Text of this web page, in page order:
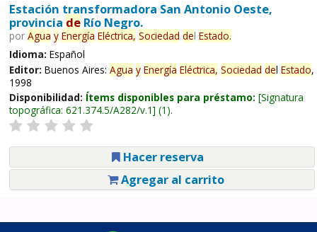
Estación transformadora San Antonio Oeste,
provincia deRío Negro.
por Agua y Energía Eléctrica, Sociedad del Estado.
Idioma: Español
Editor: Buenos Aires: Agua y Energía Eléctrica, Sociedad del Estado,
1998
Disponibilidad: Ítems disponibles para préstamo: Signatura
topográfica: 621.374.5/A282/v.1 (1).
Hacer reserva
Agregar al carrito